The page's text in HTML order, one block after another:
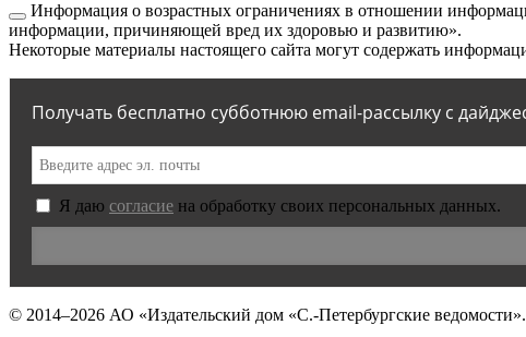
Информация о возрастных ограничениях в отношении
информации, причиняющей вред их здоровью и развитию».
Некоторые материалы настоящего сайта могут содержать
Получать бесплатно субботнюю email-рассылку с
Я даю согласие на обработку своих персональных данных.
© 2014–2026 АО «Издательский дом «С.-Петербургские ведомости».